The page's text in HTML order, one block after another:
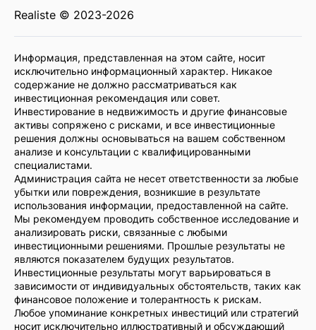
Realiste © 2023-2026
Информация, представленная на этом сайте, носит
исключительно информационный характер. Никакое
содержание не должно рассматриваться как
инвестиционная рекомендация или совет.
Инвестирование в недвижимость и другие финансовые
активы сопряжено с рисками, и все инвестиционные
решения должны основываться на вашем собственном
анализе и консультации с квалифицированными
специалистами.
Администрация сайта не несет ответственности за любые
убытки или повреждения, возникшие в результате
использования информации, предоставленной на сайте.
Мы рекомендуем проводить собственное исследование и
анализировать риски, связанные с любыми
инвестиционными решениями. Прошлые результаты не
являются показателем будущих результатов.
Инвестиционные результаты могут варьироваться в
зависимости от индивидуальных обстоятельств, таких как
финансовое положение и толерантность к рискам.
Любое упоминание конкретных инвестиций или стратегий
носит исключительно иллюстративный и обсуждающий